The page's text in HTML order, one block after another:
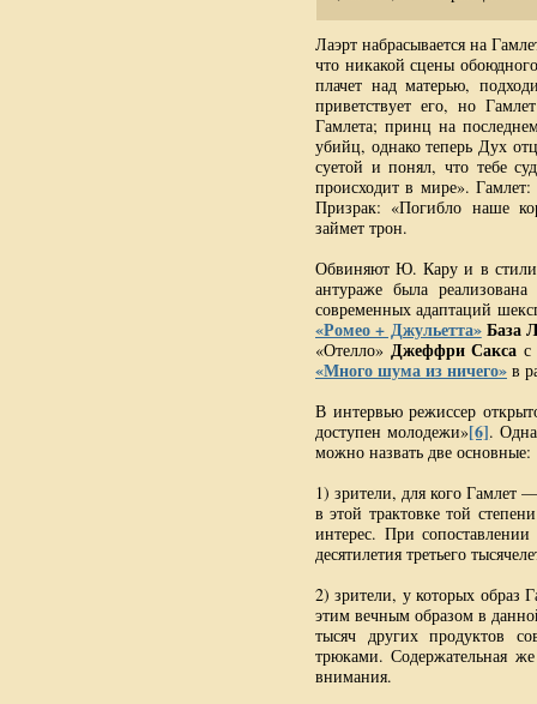
Лаэрт набрасывается на
что никакой сцены
плачет над матерью,
приветствует его, но
Гамлета; принц на
убийц, однако теперь Дух
суетой и понял, что тебе
происходит в мире».
Призрак: «Погибло наше
займет трон.
Обвиняют Ю. Кару и в
антураже была
современных адаптаций
«Ромео + Джульетта» База
«Отелло» Джеффри Сакса с
«Много шума из ничего» в
В интервью режиссер
доступен молодежи»[6].
можно назвать две основные:
1) зрители, для кого Гамлет
в этой трактовке той
интерес. При сопоставлении
десятилетия третьего
2) зрители, у которых образ
этим вечным образом в
тысяч других продуктов
трюками. Содержательная
внимания.